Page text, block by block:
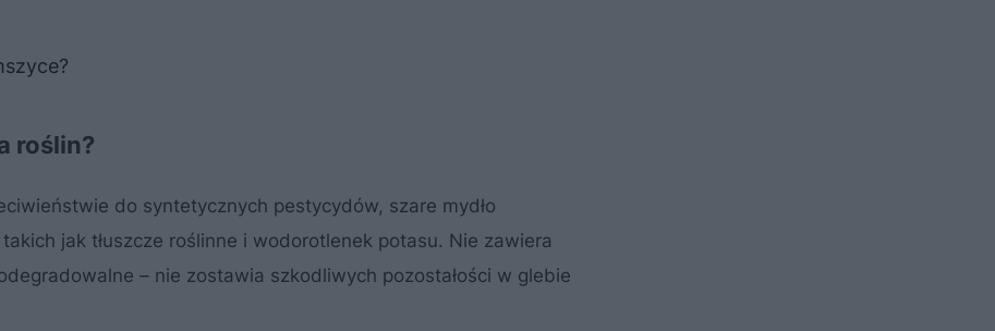
roślin?
do syntetycznych pestycydów, szare mydło
jak tłuszcze roślinne i wodorotlenek potasu. Nie zawiera
– nie zostawia szkodliwych pozostałości w glebie